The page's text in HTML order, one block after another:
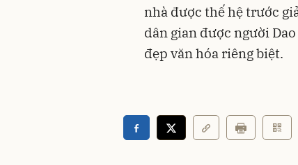
nhà được thế hệ trước
dân gian được người
đẹp văn hóa riêng biệt.